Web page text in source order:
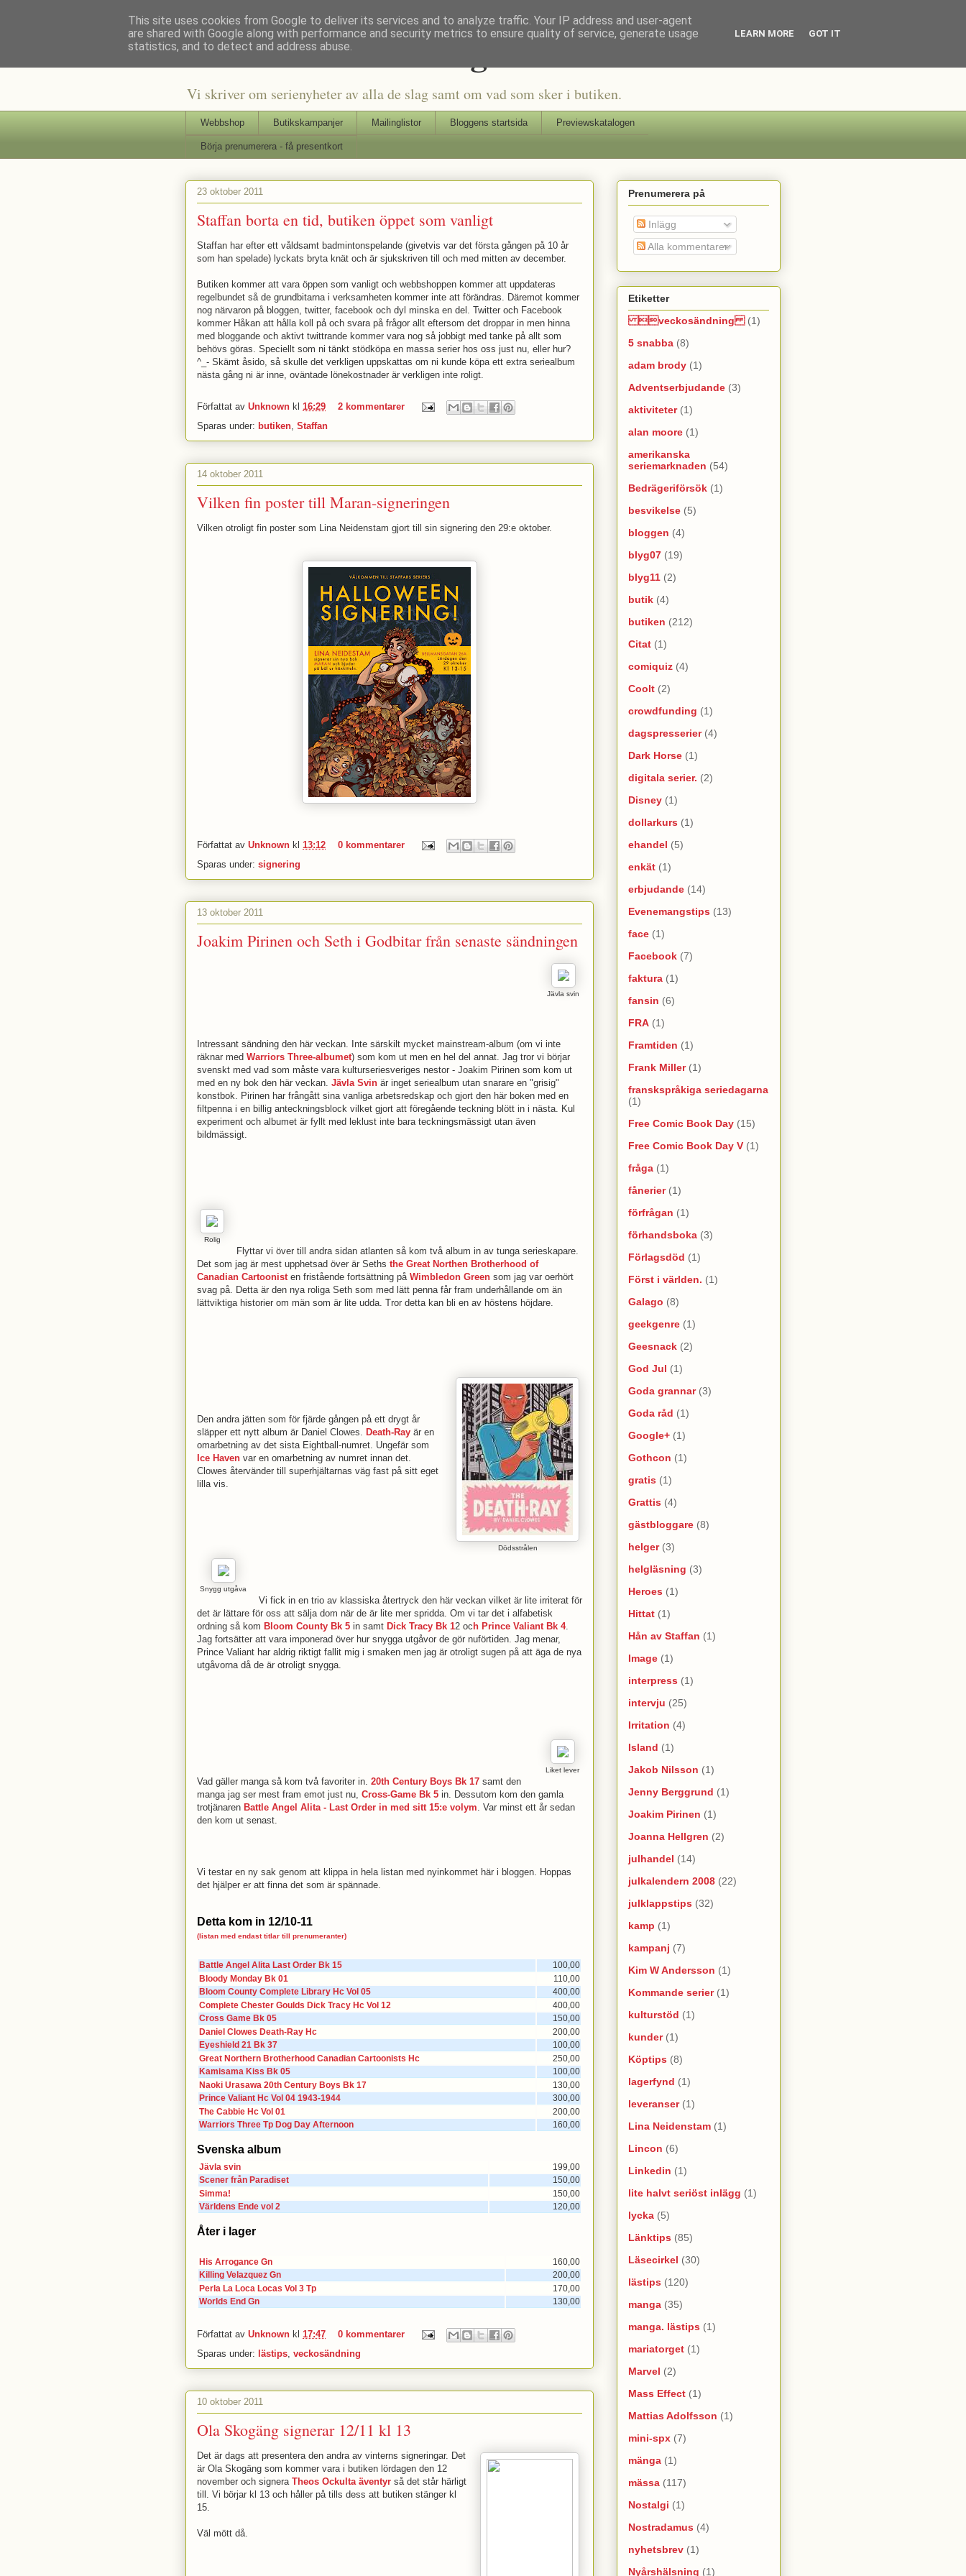
Staffars Seriers Blog
Vi skriver om serienyheter av alla de slag samt om vad som sker i butiken.
Webbshop Butikskampanjer Mailinglistor Bloggens startsida Previewskatalogen
Börja prenumerera - få presentkort
23 oktober 2011
Staffan borta en tid, butiken öppet som vanligt
Staffan har efter ett våldsamt badmintonspelande (givetvis var det första gången på 10 år
som han spelade) lyckats bryta knät och är sjukskriven till och med mitten av december.
Butiken kommer att vara öppen som vanligt och webbshoppen kommer att uppdateras
regelbundet så de grundbitarna i verksamheten kommer inte att förändras. Däremot kommer
nog närvaron på bloggen, twitter, facebook och dyl minska en del. Twitter och Facebook
kommer Håkan att hålla koll på och svara på frågor allt eftersom det droppar in men hinna
med bloggande och aktivt twittrande kommer vara nog så jobbigt med tanke på allt som
behövs göras. Speciellt som ni tänkt stödköpa en massa serier hos oss just nu, eller hur?
^_- Skämt åsido, så skulle det verkligen uppskattas om ni kunde köpa ett extra seriealbum
nästa gång ni är inne, oväntade lönekostnader är verkligen inte roligt.
Författat av Unknown kl 16:29
2 kommentarer
Sparas under: butiken, Staffan
14 oktober 2011
Vilken fin poster till Maran-signeringen
Vilken otroligt fin poster som Lina Neidenstam gjort till sin signering den 29:e oktober.
Författat av Unknown kl 13:12
0 kommentarer
Sparas under: signering
13 oktober 2011
Joakim Pirinen och Seth i Godbitar från senaste sändningen
Jävla svin
Intressant sändning den här veckan. Inte särskilt mycket mainstream-album (om vi inte
räknar med Warriors Three-albumet) som kom ut men en hel del annat. Jag tror vi börjar
svenskt med vad som måste vara kulturseriesveriges nestor - Joakim Pirinen som kom ut
med en ny bok den här veckan. Jävla Svin är inget seriealbum utan snarare en "grisig"
konstbok. Pirinen har frångått sina vanliga arbetsredskap och gjort den här boken med en
filtpenna i en billig anteckningsblock vilket gjort att föregående teckning blött in i nästa. Kul
experiment och albumet är fyllt med leklust inte bara teckningsmässigt utan även
bildmässigt.
Rolig
Flyttar vi över till andra sidan atlanten så kom två album in av tunga serieskapare.
Det som jag är mest upphetsad över är Seths the Great Northen Brotherhood of
Canadian Cartoonisten fristående fortsättning på Wimbledon Green som jag var oerhört
svag på. Detta är den nya roliga Seth som med lätt penna får fram underhållande om än
lättviktiga historier om män som är lite udda. Tror detta kan bli en av höstens höjdare.
Dödsstrålen
Den andra jätten som för fjärde gången på ett drygt år
släpper ett nytt album är Daniel Clowes. Death-Ray är en
omarbetning av det sista Eightball-numret. Ungefär som
Ice Haven var en omarbetning av numret innan det.
Clowes återvänder till superhjältarnas väg fast på sitt eget
lilla vis.
Snygg utgåva
Vi fick in en trio av klassiska återtryck den här veckan vilket är lite irriterat för
det är lättare för oss att sälja dom när de är lite mer spridda. Om vi tar det i alfabetisk
ordning så kom Bloom County Bk 5 in samt Dick Tracy Bk 12 oc h Prince Valiant Bk 4.
Jag fortsätter att vara imponerad över hur snygga utgåvor de gör nuförtiden. Jag menar,
Prince Valiant har aldrig riktigt fallit mig i smaken men jag är otroligt sugen på att äga de nya
utgåvorna då de är otroligt snygga.
Liket lever
Vad gäller manga så kom två favoriter in. 20th Century Boys Bk 17 samt den
manga jag ser mest fram emot just nu, Cross-Game Bk 5 in. Dessutom kom den gamla
trotjänaren Battle Angel Alita - Last Order in med sitt 15:e volym. Var minst ett år sedan
den kom ut senast.
Vi testar en ny sak genom att klippa in hela listan med nyinkommet här i bloggen. Hoppas
det hjälper er att finna det som är spännade.
Detta kom in 12/10-11
(listan med endast titlar till prenumeranter)
Battle Angel Alita Last Order Bk 15
100,00
Bloody Monday Bk 01
110,00
Bloom County Complete Library Hc Vol 05
400,00
Complete Chester Goulds Dick Tracy Hc Vol 12
400,00
Cross Game Bk 05
150,00
Daniel Clowes Death-Ray Hc
200,00
Eyeshield 21 Bk 37
100,00
Great Northern Brotherhood Canadian Cartoonists Hc
250,00
Kamisama Kiss Bk 05
100,00
Naoki Urasawa 20th Century Boys Bk 17
130,00
Prince Valiant Hc Vol 04 1943-1944
300,00
The Cabbie Hc Vol 01
200,00
Warriors Three Tp Dog Day Afternoon
160,00
Svenska album
Jävla svin
199,00
Scener från Paradiset
150,00
Simma!
150,00
Världens Ende vol 2
120,00
Åter i lager
His Arrogance Gn
160,00
Killing Velazquez Gn
200,00
Perla La Loca Locas Vol 3 Tp
170,00
Worlds End Gn
130,00
Författat av Unknown kl 17:47
0 kommentarer
Sparas under: lästips, veckosändning
10 oktober 2011
Ola Skogäng signerar 12/11 kl 13
Det är dags att presentera den andra av vinterns signeringar. Det
är Ola Skogäng som kommer vara i butiken lördagen den 12
november och signera Theos Ockulta äventyr så det står härligt
till. Vi börjar kl 13 och håller på tills dess att butiken stänger kl
15.
Väl mött då.
Prenumerera på
Inlägg
Alla kommentarer
Etiketter
veckosändning (1)
5 snabba (8)
adam brody (1)
Adventserbjudande (3)
aktiviteter (1)
alan moore (1)
amerikanska
seriemarknaden (54)
Bedrägeriförsök (1)
besvikelse (5)
bloggen (4)
blyg07 (19)
blyg11 (2)
butik (4)
butiken (212)
Citat (1)
comiquiz (4)
Coolt (2)
crowdfunding (1)
dagspresserier (4)
Dark Horse (1)
digitala serier. (2)
Disney (1)
dollarkurs (1)
ehandel (5)
enkät (1)
erbjudande (14)
Evenemangstips (13)
face (1)
Facebook (7)
faktura (1)
fansin (6)
FRA (1)
Framtiden (1)
Frank Miller (1)
franskspråkiga seriedagarna
(1)
Free Comic Book Day (15)
Free Comic Book Day V (1)
fråga (1)
fånerier (1)
förfrågan (1)
förhandsboka (3)
Förlagsdöd (1)
Först i världen. (1)
Galago (8)
geekgenre (1)
Geesnack (2)
God Jul (1)
Goda grannar (3)
Goda råd (1)
Google+ (1)
Gothcon (1)
gratis (1)
Grattis (4)
gästbloggare (8)
helger (3)
helgläsning (3)
Heroes (1)
Hittat (1)
Hån av Staffan (1)
Image (1)
interpress (1)
intervju (25)
Irritation (4)
Island (1)
Jakob Nilsson (1)
Jenny Berggrund (1)
Joakim Pirinen (1)
Joanna Hellgren (2)
julhandel (14)
julkalendern 2008 (22)
julklappstips (32)
kamp (1)
kampanj (7)
Kim W Andersson (1)
Kommande serier (1)
kulturstöd (1)
kunder (1)
Köptips (8)
lagerfynd (1)
leveranser (1)
Lina Neidenstam (1)
Lincon (6)
Linkedin (1)
lite halvt seriöst inlägg (1)
lycka (5)
Länktips (85)
Läsecirkel (30)
lästips (120)
manga (35)
manga. lästips (1)
mariatorget (1)
Marvel (2)
Mass Effect (1)
Mattias Adolfsson (1)
mini-spx (7)
mänga (1)
mässa (117)
Nostalgi (1)
Nostradamus (4)
nyhetsbrev (1)
Nyårshälsning (1)
This site uses cookies from Google to deliver its services and to analyze traffic. Your IP address and user-agent
are shared with Google along with performance and security metrics to ensure quality of service, generate usage
statistics, and to detect and address abuse.
LEARN MORE GOT IT